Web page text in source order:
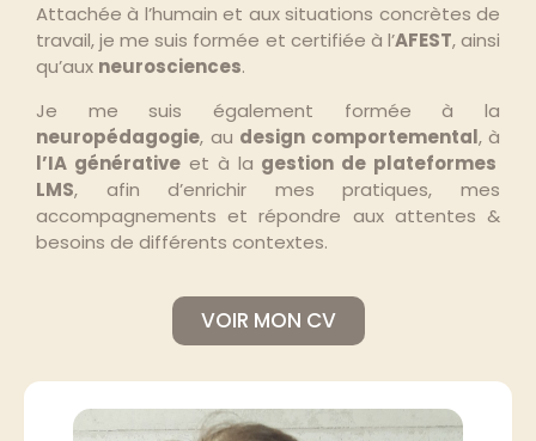
Attachée à l’humain et aux situations concrètes de
travail, je me suis formée et certifiée à l’AFEST, ainsi
qu’aux neurosciences.
Je me suis également formée à la
neuropédagogie, au design comportemental, à
l’IA générativeet à la gestion de plateformes
LMS, afin d’enrichir mes pratiques, mes
accompagnements et répondre aux attentes &
besoins de différents contextes.
VOIR MON CV